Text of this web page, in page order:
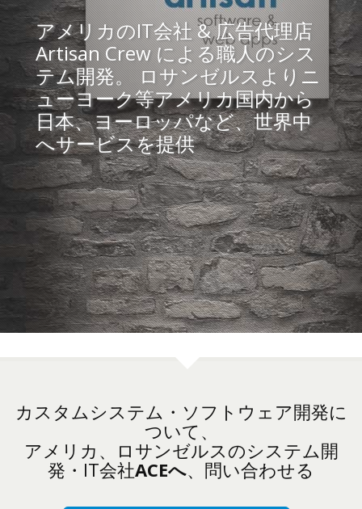
アメリカのIT会社 & 広告代理店
Artisan Crew による職人のシス
テム開発。ロサンゼルスよりニ
ューヨーク等アメリカ国内から
日本、ヨーロッパなど、世界中
へサービスを提供
カスタムシステム・ソフトウェア開発に
ついて、
アメリカ、ロサンゼルスのシステム開
発・IT会社ACEへ、問い合わせる